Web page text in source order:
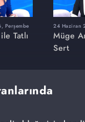
Perşembe
Tatlı
24 Haziran
Müge
Sert